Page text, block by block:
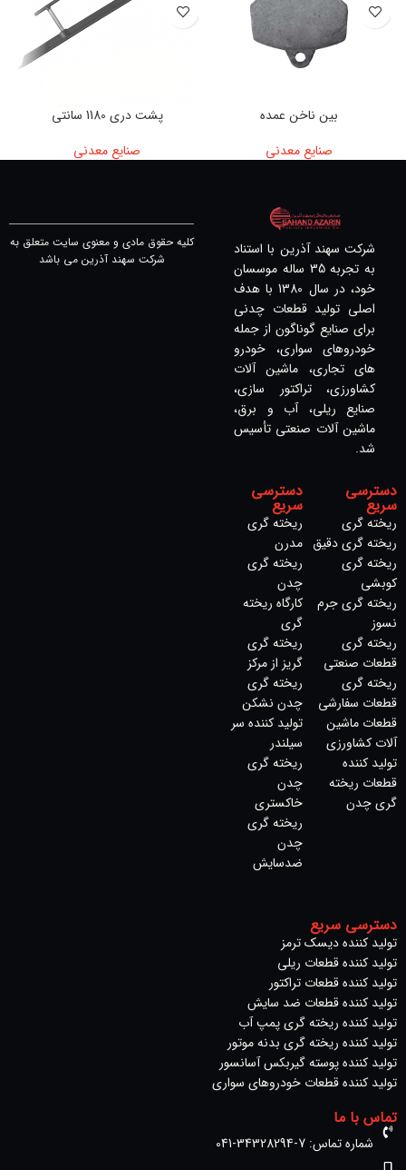
بین ناخن عمده
صنایع معدنی
پشت دری 1180 سانتی
صنایع معدنی
شرکت سهند آذرین با استناد
به تجربه 35 ساله موسسان
خود، در سال 1380 با هدف
اصلی تولید قطعات چدنی
برای صنایع گوناگون از جمله
خودروهای سواری، خودرو
های تجاری، ماشین آلات
کشاورزی، تراکتور سازی،
صنایع ریلی، آب و برق،
ماشین آلات صنعتی تأسیس
شد.
دسترسی
سریع
ریخته گری
ریخته گری دقیق
ریخته گری
کوبشی
ریخته گری جرم
نسوز
ریخته گری
قطعات صنعتی
ریخته گری
قطعات سفارشی
قطعات ماشین
آلات کشاورزی
تولید کننده
قطعات ریخته
گری چدن
دسترسی
سریع
ریخته گری
مدرن
ریخته گری
چدن
کارگاه ریخته
گری
ریخته گری
گریز از مرکز
ریخته گری
چدن نشکن
تولید کننده سر
سیلندر
ریخته گری
چدن
خاکستری
ریخته‌ گری
چدن
ضدسایش
دسترسی سریع
تولید کننده دیسک ترمز​
تولید کننده قطعات ریلی
تولید کننده قطعات تراکتور
تولید کننده قطعات ضد سایش
تولید کننده ریخته گری پمپ آب
تولید کننده ریخته گری بدنه موتور
تولید کننده پوسته گیربکس آسانسور
تولید کننده قطعات خودروهای سواری
تماس با ما
شماره تماس: 7-34328294-041
کلیه حقوق مادی و معنوی سایت متعلق به
شرکت سهند آذرین می باشد